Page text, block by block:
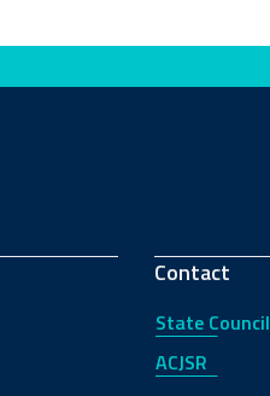
Contact
State Council
ACJSR